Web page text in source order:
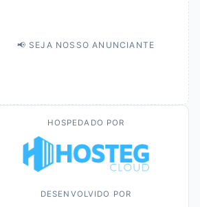
📢 SEJA NOSSO ANUNCIANTE
HOSPEDADO POR
DESENVOLVIDO POR